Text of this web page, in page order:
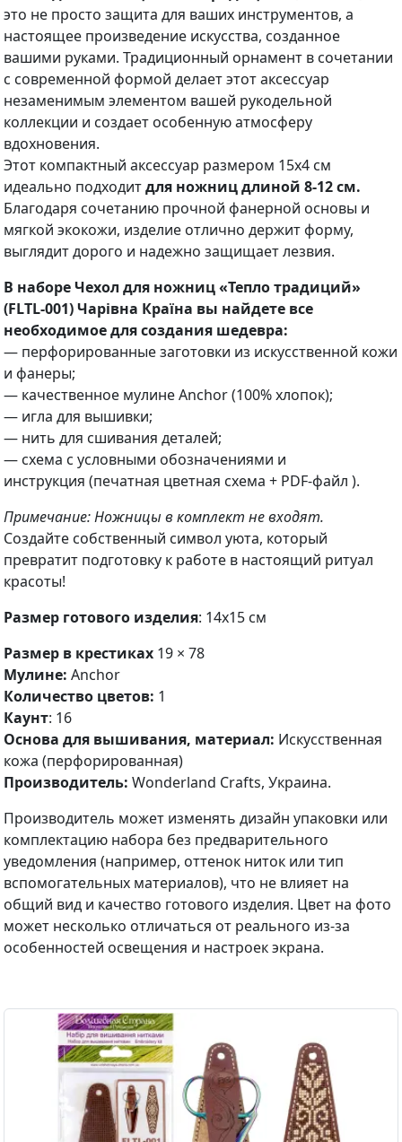
это не просто защита для ваших инструментов, а
настоящее произведение искусства, созданное
вашими руками. Традиционный орнамент в сочетании
с современной формой делает этот аксессуар
незаменимым элементом вашей рукодельной
коллекции и создает особенную атмосферу
вдохновения.
Этот компактный аксессуар размером 15х4 см
идеально подходитдля ножниц длиной 8-12 см.
Благодаря сочетанию прочной фанерной основы и
мягкой экокожи, изделие отлично держит форму,
выглядит дорого и надежно защищает лезвия.
В наборе Чехол для ножниц «Тепло традиций»
(FLTL-001) Чарівна Країна вы найдете все
необходимое для создания шедевра:
— перфорированные заготовки из искусственной кожи
и фанеры;
— качественное мулине Anchor (100% хлопок);
— игла для вышивки;
— нить для сшивания деталей;
— схема с условными обозначениями и
инструкция (печатная цветная схема + PDF-файл ).
Примечание: Ножницы в комплект не входят.
Создайте собственный символ уюта, который
превратит подготовку к работе в настоящий ритуал
красоты!
Размер готового изделия: 14х15 см
Размер в крестиках 19 × 78
Мулине: Anchor
Количество цветов: 1
Каунт: 16
Основа для вышивания, материал: Искусственная
кожа (перфорированная)
Производитель: Wonderland Crafts, Украина.
Производитель может изменять дизайн упаковки или
комплектацию набора без предварительного
уведомления (например, оттенок ниток или тип
вспомогательных материалов), что не влияет на
общий вид и качество готового изделия. Цвет на фото
может несколько отличаться от реального из-за
особенностей освещения и настроек экрана.